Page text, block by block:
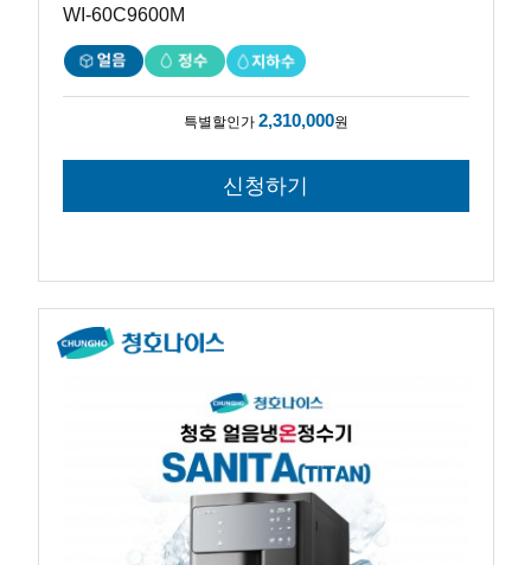
WI-60C9600M
특별할인가 2,310,000원